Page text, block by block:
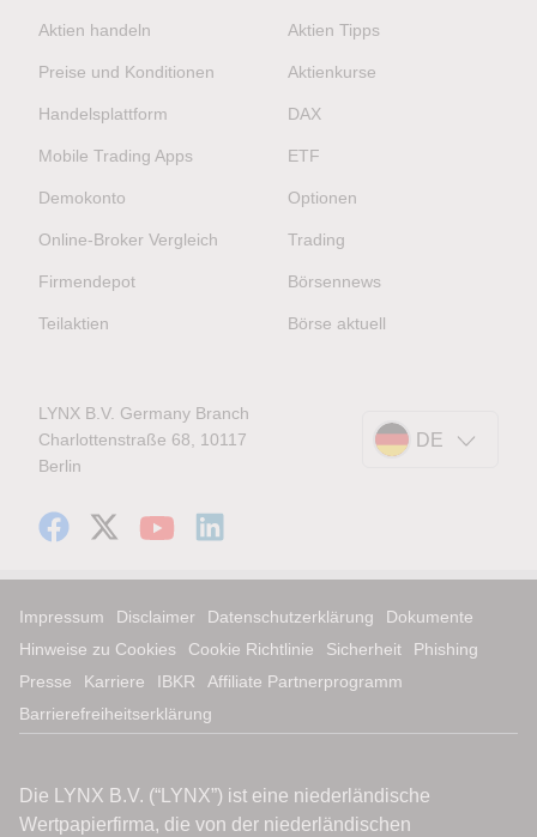
Aktien handeln
Preise und Konditionen
Handelsplattform
Mobile Trading Apps
Demokonto
Online-Broker Vergleich
Firmendepot
Teilaktien
Aktien Tipps
Aktienkurse
DAX
ETF
Optionen
Trading
Börsennews
Börse aktuell
LYNX B.V. Germany Branch
Charlottenstraße 68, 10117
Berlin
DE
Impressum Disclaimer Datenschutzerklärung
Dokumente
Hinweise zu Cookies
Cookie Richtlinie Sicherheit
Phishing
Presse
Karriere IBKR
Affiliate Partnerprogramm
Barrierefreiheitserklärung